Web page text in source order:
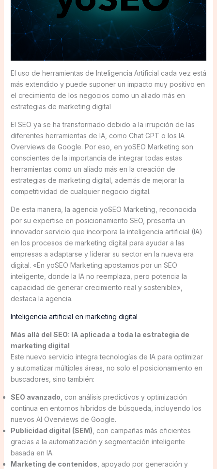
El uso de herramientas de Inteligencia Artificial cada vez está
más extendido y puede suponer un impacto muy positivo en
el crecimiento de los negocios como un aliado más en
estrategias de marketing digital
El SEO ya se ha transformado debido a la irrupción de las
diferentes herramientas de IA, como Chat GPT o los IA
Overviews de Google. Por eso, en yoSEO Marketing son
conscientes de la importancia de integrar todas estas
herramientas como un aliado más en la creación de
estrategias de marketing digital, además de mejorar la
competitividad de cualquier negocio digital.
De esta manera, la agencia yoSEO Marketing, reconocida
por su expertise en posicionamiento SEO, presenta un
innovador servicio que incorpora la inteligencia artificial (IA)
en los procesos de marketing digital para ayudar a las
empresas a adaptarse y liderar su sector en la nueva era
digital. «En yoSEO Marketing apostamos por un SEO
inteligente, donde la IA no reemplaza, pero potencia la
capacidad de generar crecimiento real y sostenible»,
destaca la agencia.
Inteligencia artificial en marketing digital
Más allá del SEO: IA aplicada a toda la estrategia de
marketing digital
Este nuevo servicio integra tecnologías de IA para optimizar
y automatizar múltiples áreas, no solo el posicionamiento en
buscadores, sino también:
SEO avanzado , con análisis predictivos y optimización
continua en entornos híbridos de búsqueda, incluyendo los
nuevos AI Overviews de Google.
Publicidad digital (SEM) , con campañas más eficientes
gracias a la automatización y segmentación inteligente
basada en IA.
Marketing de contenidos , apoyado por generación y